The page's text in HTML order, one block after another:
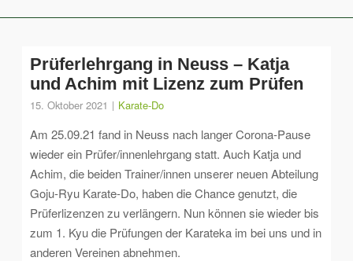
Prüferlehrgang in Neuss – Katja
und Achim mit Lizenz zum Prüfen
15. Oktober 2021 Karate-Do
Am 25.09.21 fand in Neuss nach langer Corona-Pause
wieder ein Prüfer/innenlehrgang statt. Auch Katja und
Achim, die beiden Trainer/innen unserer neuen Abteilung
Goju-Ryu Karate-Do, haben die Chance genutzt, die
Prüferlizenzen zu verlängern. Nun können sie wieder bis
zum 1. Kyu die Prüfungen der Karateka im bei uns und in
anderen Vereinen abnehmen.